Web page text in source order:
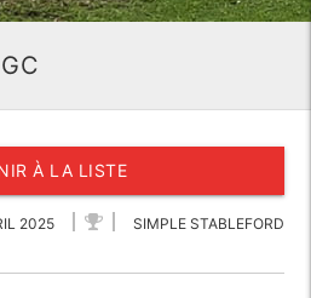
À LA LISTE
2025 SIMPLE STABLEFORD